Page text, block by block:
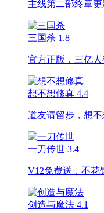
主线第二部终章更
三国杀 1.8
官方正版，三亿
想不想修真 4.4
道友请留步，想
一刀传世 3.4
V12免费送，不花
创造与魔法 4.1